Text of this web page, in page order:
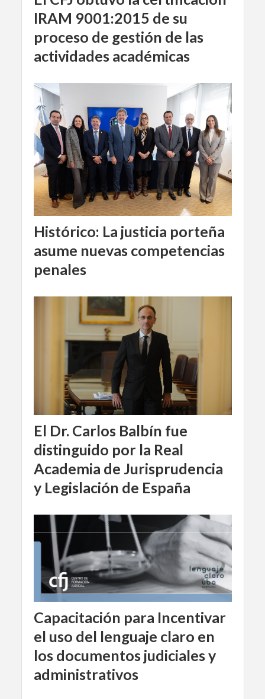
IRAM 9001:2015 de su
proceso de gestión de las
actividades académicas
Histórico: La justicia porteña
asume nuevas competencias
penales
El Dr. Carlos Balbín fue
distinguido por la Real
Academia de Jurisprudencia
y Legislación de España
Capacitación para Incentivar
el uso del lenguaje claro en
los documentos judiciales y
administrativos